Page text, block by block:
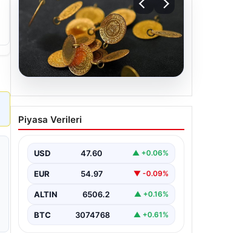
13 Nisan 2026 Altın
Fiyatları: Gram, Çeyrek ve
Değerleri
Altın piyasalarında yaşanan
gelişmeler, özellikle ABD ile İran
olarak yatırımcıların…
Piyasa Verileri
USD 47.60 ▲ +0.06%
EUR 54.97 ▼ -0.09%
ALTIN 6506.2 ▲ +0.16%
BTC 3074768 ▲ +0.61%